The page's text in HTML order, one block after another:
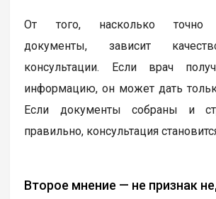
От того, насколько точно
документы, зависит
консультации. Если врач
информацию, он может дать
Если документы собраны и
правильно, консультация
Второе мнение — не признак